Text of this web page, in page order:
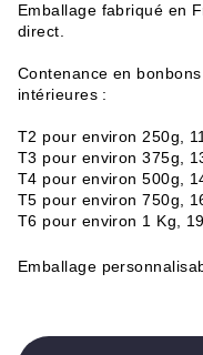
Emballage fabriqué en
direct.
Contenance en
intérieures :
T2 pour environ 250g,
T3 pour environ 375g,
T4 pour environ 500g,
T5 pour environ 750g,
T6 pour environ 1 Kg,
Emballage